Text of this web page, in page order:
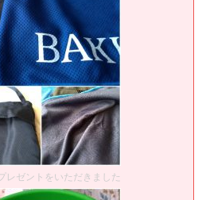
レゼントをいただきました